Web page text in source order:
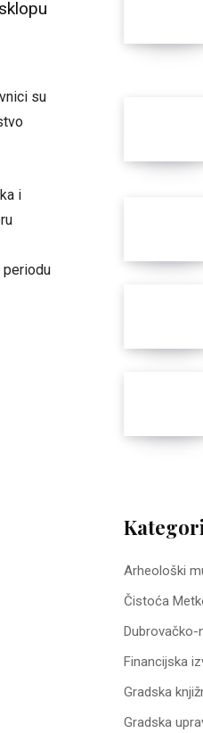
su
i
periodu
Arheološki
Čistoća
Dubrovačko-
Financijska
Gradska
Gradska